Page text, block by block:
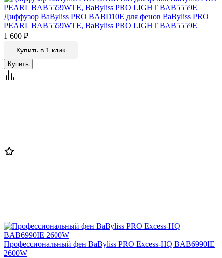
Диффузор BaByliss PRO BABD10E для фенов BaByliss PRO
PEARL BAB5559WTE, BaByliss PRO LIGHT BAB5559E
1 600 ₽
Купить в 1 клик
Профессиональный фен BaByliss PRO Excess-HQ BAB6990IE
2600W